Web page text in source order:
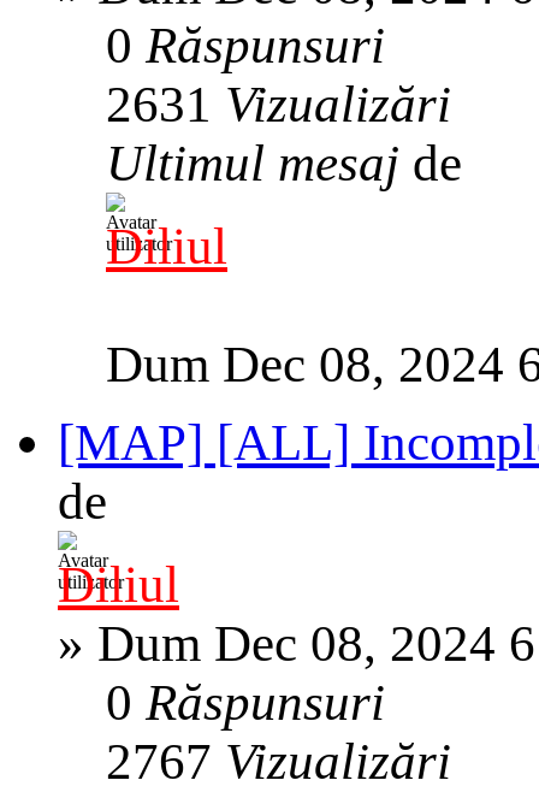
0Răspunsuri
2631 Vizualizări
Ultimul mesaj de
Diliul
Dum Dec 08, 2024
[MAP] [ALL]
de
Diliul
» Dum Dec 08, 2024
0Răspunsuri
2767 Vizualizări